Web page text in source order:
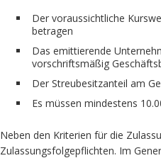
Der voraussichtliche
betragen
Das emittierende
vorschriftsmäßig
Der Streubesitzanteil am
Es müssen mindestens
Neben den Kriterien für die
Zulassungsfolgepflichten. Im